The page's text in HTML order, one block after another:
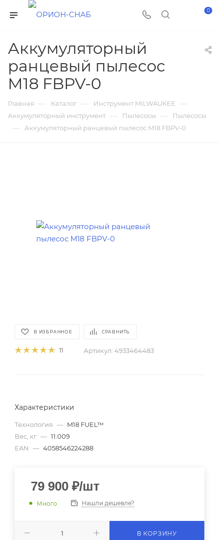
0
Аккумуляторный
ранцевый пылесос
M18 FBPV-0
Главная — Каталог — Инструмент MILWAUKEE —
Аккумуляторный инструмент — Пылесосы — Пылесосы
— Аккумуляторный ранцевый пылесос M18 FBPV-0
В ИЗБРАННОЕ СРАВНИТЬ
11 Артикул: 4933464483
Характеристики
Технология — M18 FUEL™
Вес, кг — 11.009
EAN
— 4058546224288
79 900 ₽/шт
Много Нашли дешевле?
В КОРЗИНУ